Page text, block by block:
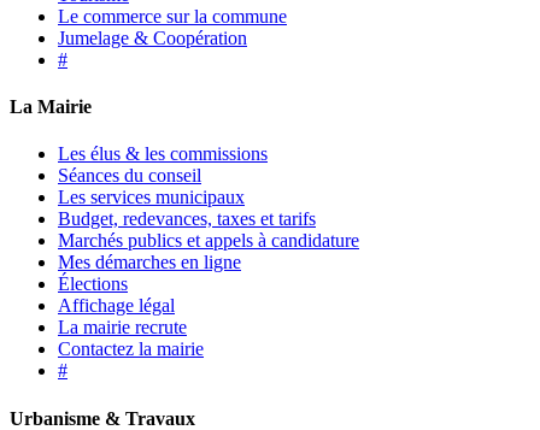
Le commerce sur la commune
Jumelage & Coopération
#
La Mairie
Les élus & les commissions
Séances du conseil
Les services municipaux
Budget, redevances, taxes et tarifs
Marchés publics et appels à candidature
Mes démarches en ligne
Élections
Affichage légal
La mairie recrute
Contactez la mairie
#
Urbanisme & Travaux